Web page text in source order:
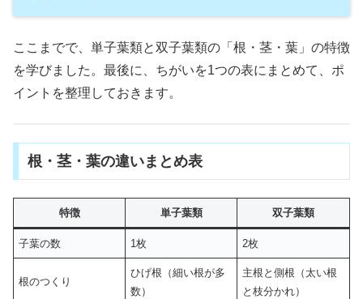
ここまでで、単子葉類と双子葉類の「根・茎・葉」の特徴
を学びました。最後に、ちがいを1つの表にまとめて、ポ
イントを整理しておきます。
根・茎・葉の違いまとめ表
特徴 単子葉類 双子葉類
子葉の数 1枚 2枚
根のつくり
ひげ根（細い根が多
数）
主根と側根（太い根
と枝分かれ）